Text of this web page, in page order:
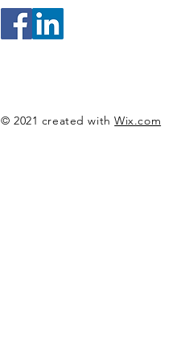
© 2021 created withWix.com